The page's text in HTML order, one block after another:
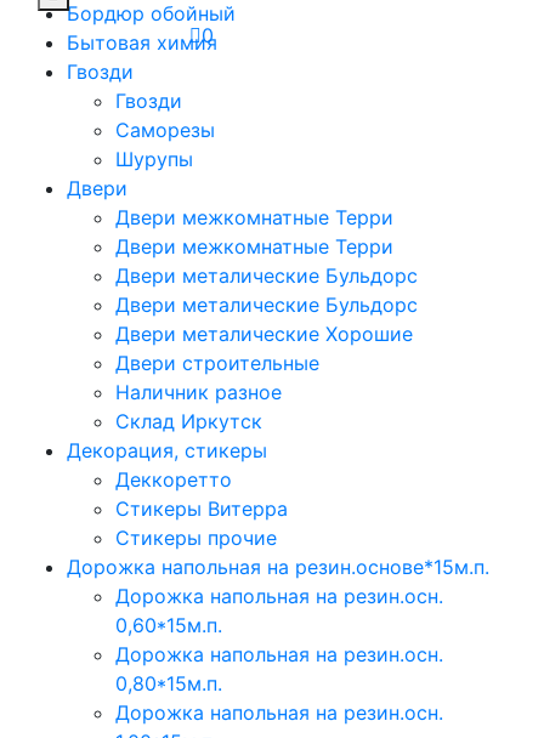
0
Бордюр обойный
Бытовая химия
Гвозди
Гвозди
Саморезы
Шурупы
Двери
Двери межкомнатные Терри
Двери межкомнатные Терри
Двери металические Бульдорс
Двери металические Бульдорс
Двери металические Хорошие
Двери строительные
Наличник разное
Склад Иркутск
Декорация, стикеры
Деккоретто
Стикеры Витерра
Стикеры прочие
Дорожка напольная на резин.основе*15м.п.
Дорожка напольная на резин.осн.
0,60*15м.п.
Дорожка напольная на резин.осн.
0,80*15м.п.
Дорожка напольная на резин.осн.